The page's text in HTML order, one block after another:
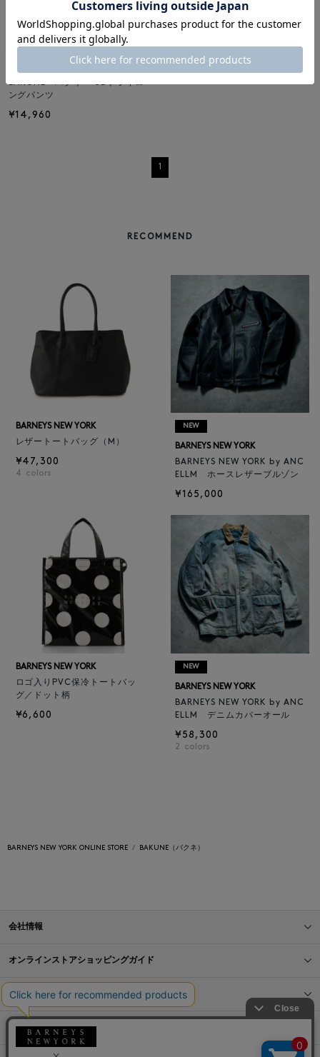
BAKUNE＜バクネ＞ 3Dドライロ
ングパンツ
¥14,960
1
RECOMMEND
BARNEYS NEW YORK
レザートートバッグ（M）
¥47,300
4 colors
NEW
BARNEYS NEW YORK
BARNEYS NEW YORK by ANC
ELLM ホースレザーブルゾン
¥165,000
BARNEYS NEW YORK
ロゴ入りPVC保冷トートバッ
グ／ドット柄
¥6,600
NEW
BARNEYS NEW YORK
BARNEYS NEW YORK by ANC
ELLM デニムカバーオール
¥58,300
2 colors
BARNEYS NEW YORK ONLINE STORE BAKUNE（バクネ）
会社情報
オンラインストアショッピングガイド
店舗情報
サービス